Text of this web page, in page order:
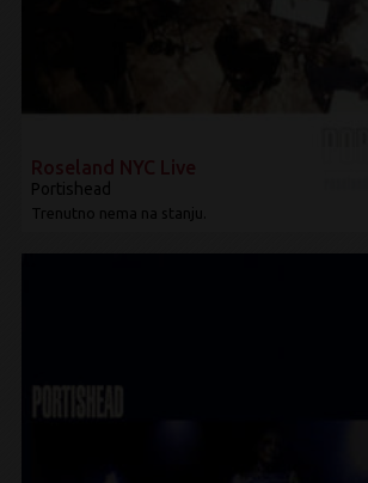
Portishead
Trenutno nema na stanju.